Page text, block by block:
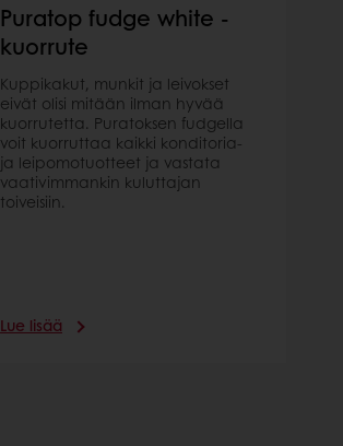
Puratop fudge white -
kuorrute
Kuppikakut, munkit ja leivokset
eivät olisi mitään ilman hyvää
kuorrutetta. Puratoksen fudgella
voit kuorruttaa kaikki konditoria-
ja leipomotuotteet ja vastata
vaativimmankin kuluttajan
toiveisiin.
Lue lisää